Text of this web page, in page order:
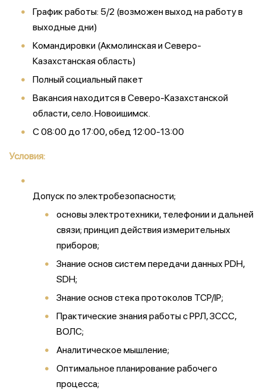
График работы: 5/2 (возможен выход на работу в
выходные дни)
Командировки (Акмолинская и Северо-
Казахстанская область)
Полный социальный пакет
Вакансия находится в Северо-Казахстанской
области, село. Новоишимск.
С 08:00 до 17:00, обед 12:00-13:00
Условия:
Допуск по электробезопасности;
основы электротехники, телефонии и дальней
связи; принцип действия измерительных
приборов;
Знание основ систем передачи данных PDH,
SDH;
Знание основ стека протоколов TCP/IP;
Практические знания работы с РРЛ, ЗССС,
ВОЛС;
Аналитическое мышление;
Оптимальное планирование рабочего
процесса;